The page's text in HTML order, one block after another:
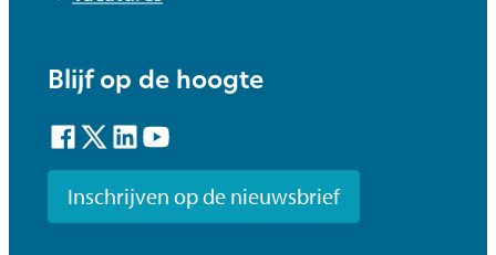
Blijf op de hoogte
Facebook
TwitterLinkedInYouTube
Inschrijven op de nieuwsbrief